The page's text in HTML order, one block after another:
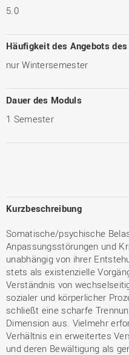
5.0
Häufigkeit des Angebots
nur Wintersemester
Dauer des Moduls
1 Semester
Kurzbeschreibung
Somatische/psychische
Anpassungsstörungen und
unabhängig von ihrer
stets als existenzielle
Verständnis von
sozialer und körperlicher
schließt eine scharfe
Dimension aus. Vielmehr
Verhältnis ein erweitertes
und deren Bewältigung als